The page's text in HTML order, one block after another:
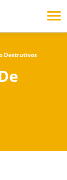
Destrutivos